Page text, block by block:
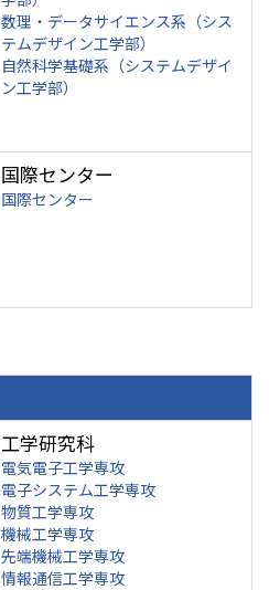
数理・データサイエンス系（シス
テムデザイン工学部）
自然科学基礎系（システムデザイ
ン工学部）
国際センター
国際センター
工学研究科
電気電子工学専攻
電子システム工学専攻
物質工学専攻
機械工学専攻
先端機械工学専攻
情報通信工学専攻